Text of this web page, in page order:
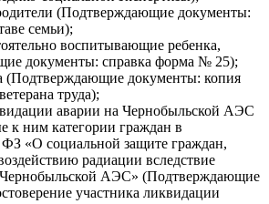
(Подтверждающие документы:
семьи);
воспитывающие ребенка,
документы: справка форма № 25);
(Подтверждающие документы: копия
труда);
аварии на Чернобыльской АЭС
к ним категории граждан в
ФЗ «О социальной защите граждан,
радиации вследствие
Чернобыльской АЭС» (Подтверждающие
участника ликвидации